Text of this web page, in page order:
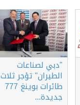
"دبي لصناعات
الطيران" تؤجر ثلاث
طائرات بوينغ 777
جديدة...